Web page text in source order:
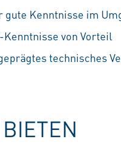
gute Kenntnisse im
Kenntnisse von Vorteil
technisches